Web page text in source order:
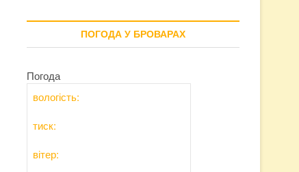
ПОГОДА У БРОВАРАХ
Погода
вологість:
тиск:
вітер: